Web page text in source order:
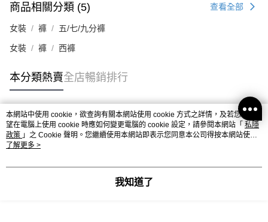
付款後其他順豐合作點
每筆HK$40.00，滿HK$350.00或以上免運費
順豐速遞 / 菜鳥
其他國家/地區配送 (運費只供參考，下單後客服會再聯絡酌
商品相關分類 (5) 查看全部
女裝 褲 五/七/九分褲
女裝 褲 西褲
本分類熱賣全店暢銷排行
熱門標籤
熱銷排行
本網站中使用 cookie，欲查詢有關本網站使用 cookie 方式之詳情，及若您不希
望在電腦上使用 cookie 時應如何變更電腦的 cookie 設定，請參閱本網站「 私隱
政策 」之 Cookie 聲明。您繼續使用本網站即表示您同意本公司得按本網站使用
條款之 Cookie 聲明使用 cookie。
了解更多 >
我知道了